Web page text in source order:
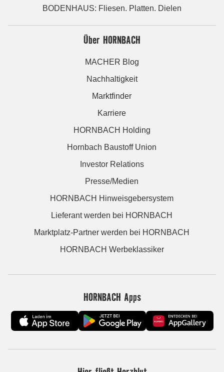
BODENHAUS: Fliesen. Platten. Dielen
Über HORNBACH
MACHER Blog
Nachhaltigkeit
Marktfinder
Karriere
HORNBACH Holding
Hornbach Baustoff Union
Investor Relations
Presse/Medien
HORNBACH Hinweisgebersystem
Lieferant werden bei HORNBACH
Marktplatz-Partner werden bei HORNBACH
HORNBACH Werbeklassiker
HORNBACH Apps